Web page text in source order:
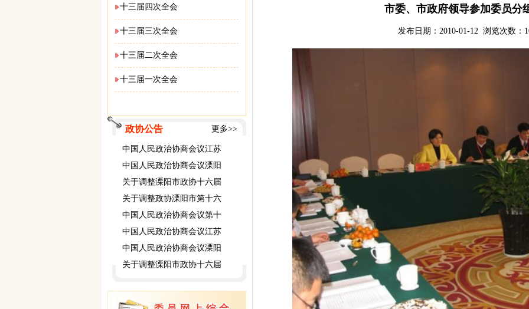
十三届四次全会
十三届三次全会
十三届二次全会
十三届一次全会
政协公告 更多>>
中国人民政治协商会议江苏
中国人民政治协商会议溧阳
关于调整溧阳市政协十六届
关于调整政协溧阳市第十六
中国人民政治协商会议第十
中国人民政治协商会议江苏
中国人民政治协商会议溧阳
关于调整溧阳市政协十六届
市委、市政府领导参加委员分
发布日期：2010-01-12 浏览次数：